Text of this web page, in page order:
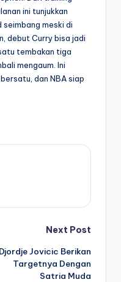
ini tunjukkan
seimbang meski di
debut Curry bisa jadi
tembakan tiga
mengaum. Ini
dan NBA siap
Next Post
Djordje Jovicic Berikan
Targetnya Dengan
Satria Muda